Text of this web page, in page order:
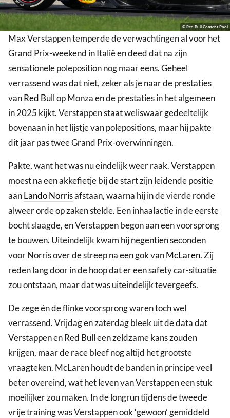
© Red Bull Content Pool
Max Verstappen temperde de verwachtingen al voor het
Grand Prix-weekend in Italië en deed dat na zijn
sensationele poleposition nog maar eens. Geheel
verrassend was dat niet, zeker als je naar de prestaties
vanRed Bullop Monza en de prestaties in het algemeen
in 2025 kijkt. Verstappen staat weliswaar gedeeltelijk
bovenaan in het lijstje van polepositions, maar hij pakte
dit jaar pas twee Grand Prix-overwinningen.
Pakte, want het was nu eindelijk weer raak. Verstappen
moest na een akkefietje bij de start zijn leidende positie
aanLando Norrisafstaan, waarna hij in de vierde ronde
alweer orde op zaken stelde. Een inhaalactie in de eerste
bocht slaagde, en Verstappen begon aan een voorsprong
te bouwen. Uiteindelijk kwam hij negentien seconden
voor Norris over de streep na een gok vanMcLaren. Zij
reden lang door in de hoop dat er een safety car-situatie
zou ontstaan, maar dat was uiteindelijk tevergeefs.
De zege én de flinke voorsprong waren toch wel
verrassend. Vrijdag en zaterdag bleek uit de data dat
Verstappen en Red Bull een zeldzame kans zouden
krijgen, maar de race bleef nog altijd het grootste
vraagteken. McLaren houdt de banden in principe veel
beter overeind, wat het leven van Verstappen een stuk
moeilijker zou maken. In de longrun tijdens de tweede
vrije training was Verstappen ook ‘gewoon’ gemiddeld